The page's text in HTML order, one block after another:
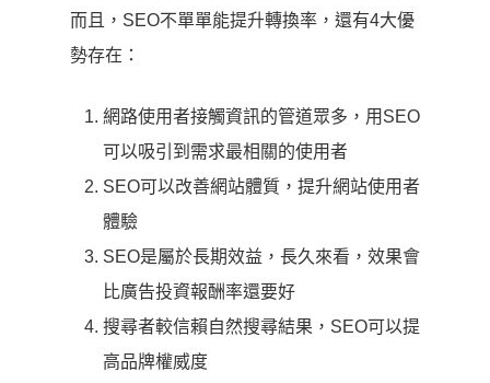
而且，SEO不單單能提升轉換率，還有4大優
勢存在：
網路使用者接觸資訊的管道眾多，用SEO
可以吸引到需求最相關的使用者
SEO可以改善網站體質，提升網站使用者
體驗
SEO是屬於長期效益，長久來看，效果會
比廣告投資報酬率還要好
搜尋者較信賴自然搜尋結果，SEO可以提
高品牌權威度